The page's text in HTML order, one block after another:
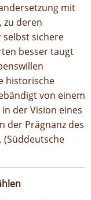
mit
zu deren
selbst sichere
besser taugt
historische
von einem
der Vision eines
der Prägnanz des
(Süddeutsche